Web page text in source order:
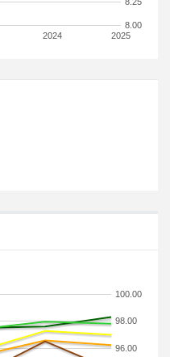
2024 2025
8.00
96.00
98.00
100.00